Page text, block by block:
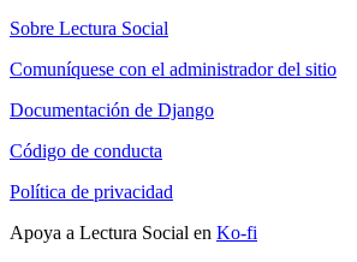
Sobre Lectura Social
Comuníquese con el administrador del sitio
Documentación de Django
Código de conducta
Política de privacidad
Apoya a Lectura Social en Ko-fi